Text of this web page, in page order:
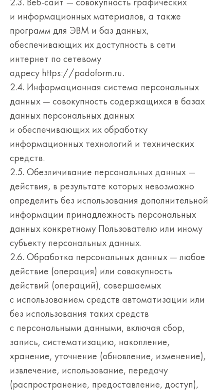
2.3. Веб-сайт — совокупность графических
и информационных материалов, а также
программ для ЭВМ и баз данных,
обеспечивающих их доступность в сети
интернет по сетевому
адресу https://podoform.ru.
2.4. Информационная система персональных
данных — совокупность содержащихся в базах
данных персональных данных
и обеспечивающих их обработку
информационных технологий и технических
средств.
2.5. Обезличивание персональных данных —
действия, в результате которых невозможно
определить без использования дополнительной
информации принадлежность персональных
данных конкретному Пользователю или иному
субъекту персональных данных.
2.6. Обработка персональных данных — любое
действие (операция) или совокупность
действий (операций), совершаемых
с использованием средств автоматизации или
без использования таких средств
с персональными данными, включая сбор,
запись, систематизацию, накопление,
хранение, уточнение (обновление, изменение),
извлечение, использование, передачу
(распространение, предоставление, доступ),